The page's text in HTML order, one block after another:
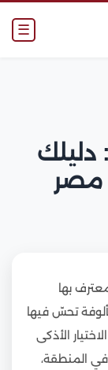
☰
ادرس في مصر 2026: دليلك
مصر
بها
تحسّ فيها
الأذكى
في المنطقة،